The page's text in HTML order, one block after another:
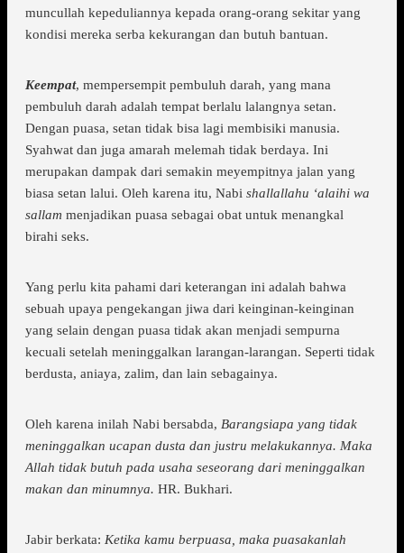
muncullah kepeduliannya kepada orang-orang sekitar yang
kondisi mereka serba kekurangan dan butuh bantuan.
Keempat, mempersempit pembuluh darah, yang mana
pembuluh darah adalah tempat berlalu lalangnya setan.
Dengan puasa, setan tidak bisa lagi membisiki manusia.
Syahwat dan juga amarah melemah tidak berdaya. Ini
merupakan dampak dari semakin meyempitnya jalan yang
biasa setan lalui. Oleh karena itu, Nabi shallallahu ‘alaihi wa
sallam menjadikan puasa sebagai obat untuk menangkal
birahi seks.
Yang perlu kita pahami dari keterangan ini adalah bahwa
sebuah upaya pengekangan jiwa dari keinginan-keinginan
yang selain dengan puasa tidak akan menjadi sempurna
kecuali setelah meninggalkan larangan-larangan. Seperti tidak
berdusta, aniaya, zalim, dan lain sebagainya.
Oleh karena inilah Nabi bersabda, Barangsiapa yang tidak
meninggalkan ucapan dusta dan justru melakukannya. Maka
Allah tidak butuh pada usaha seseorang dari meninggalkan
makan dan minumnya. HR. Bukhari.
Jabir berkata: Ketika kamu berpuasa, maka puasakanlah